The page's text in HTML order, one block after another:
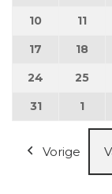
10 10 11 11
17 17 18 18
24 24 25 25
3131 augustus
1 1
Vorige